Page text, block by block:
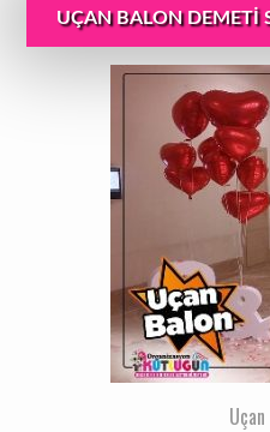
UÇAN BALON DEMETI